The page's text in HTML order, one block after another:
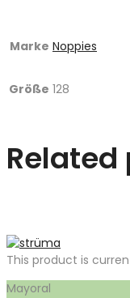
Marke Noppies
Größe 128
This product is
Mayoral